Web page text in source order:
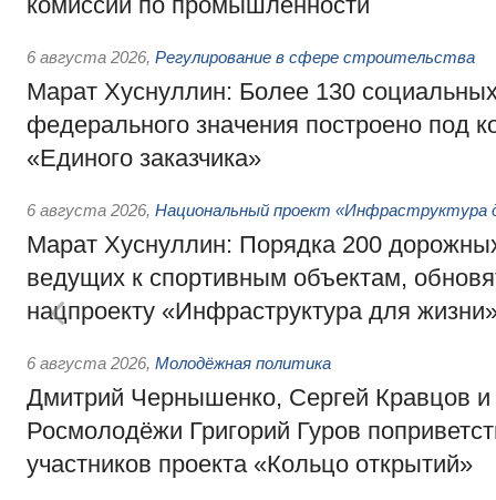
6 августа 2026, Регулирование в сфере строительства
Марат Хуснуллин: Более 130
федерального значения построено под
«Единого заказчика»
6 августа 2026, Национальный проект «Инфраструктура
Марат Хуснуллин: Порядка 200
ведущих к спортивным объектам,
нацпроекту «Инфраструктура для
6 августа 2026, Молодёжная политика
Дмитрий Чернышенко, Сергей Кравцов и
Росмолодёжи Григорий Гуров
участников проекта «Кольцо открытий»